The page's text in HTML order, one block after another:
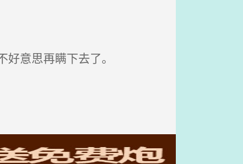
意思再瞒下去了。